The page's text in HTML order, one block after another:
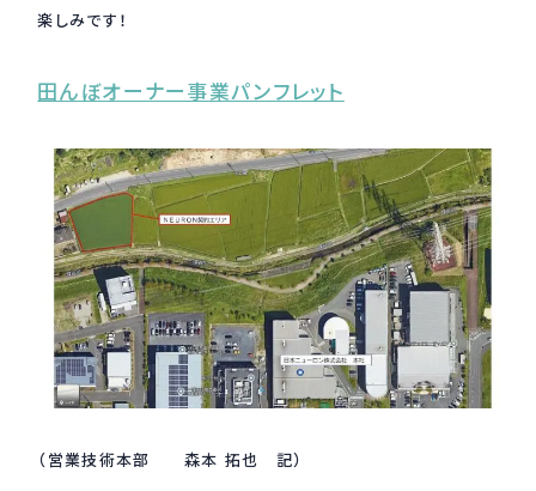
webカタログ
楽しみです！
田んぼオーナー事業パンフレット
（営業技術本部 森本 拓也 記）